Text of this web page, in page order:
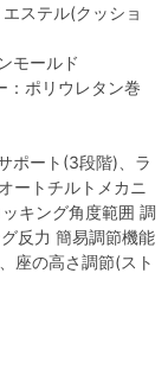
ステル(クッショ
モールド
ポリウレタン巻
ポート(3段階)、ラ
ートチルトメカニ
キング角度範囲 調
反力 簡易調節機能
座の高さ調節(スト